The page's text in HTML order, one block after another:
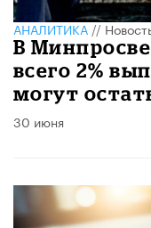
АНАЛИТИКА//
В
всего 2%
могут
30 июня